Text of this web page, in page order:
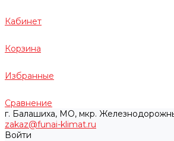
Кабинет
Корзина
Избранные
Сравнение
г. Балашиха, МО, мкр.
zakaz@funai-klimat.ru
Войти